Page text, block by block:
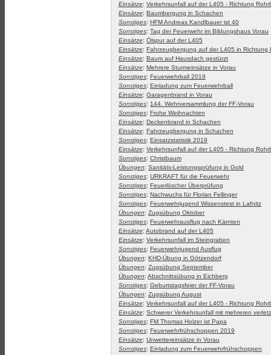
Einsätze: Verkehrsunfall auf der L405 - Richtung
Einsätze: Baumbergung in Schachen
Sonstiges: HFM Andreas Kandlbauer ist 40
Sonstiges: Tag der Feuerwehr im Bildungshaus Vorau
Einsätze: Ölspur auf der L405
Einsätze: Fahrzeugbergung auf der L405 in Richtung
Einsätze: Baum auf Hausdach gestürzt
Einsätze: Mehrere Sturmeinsätze in Vorau
Sonstiges: Feuerwehrball 2019
Sonstiges: Einladung zum Feuerwehrball
Einsätze: Garagenbrand in Vorau
Sonstiges: 144. Wehrversammlung der FF-Vorau
Sonstiges: Frohe Weihnachten
Einsätze: Deckenbrand in Schachen
Einsätze: Fahrzeugbergung in Schachen
Sonstiges: Einsatzstatistik 2019
Einsätze: Verkehrsunfall auf der L405 - Richtung
Sonstiges: Christbaum
Übungen: Sanitäts-Leistungsprüfung in Gold
Sonstiges: URKRAFT für die Feuerwehr
Sonstiges: Feuerlöscher Überprüfung
Sonstiges: Nachwuchs für Florian Fellinger
Sonstiges: Feuerwehrjugend Wissenstest in Lafnitz
Übungen: Zugsübung Oktober
Sonstiges: Feuerwehrausflug nach Kärnten
Einsätze: Autobrand auf der L405
Einsätze: Verkehrsunfall im Steingraben
Sonstiges: Feuerwehrjugend Ausflug
Übungen: KHD-Übung in Götzendorf
Übungen: Zugsübung September
Übungen: Abschnittsübung in Eichberg
Sonstiges: Geburtstagsfeier der FF-Vorau
Übungen: Zugsübung August
Einsätze: Verkehrsunfall auf der L405 - Richtung
Einsätze: Schwerer Verkehrsunfall mit mehreren
Sonstiges: FM Thomas Holzer ist Papa
Sonstiges: Feuerwehrfrühschoppen 2019
Einsätze: Unwettereinsätze in Vorau
Sonstiges: Einladung zum Feuerwehrfrühschoppen